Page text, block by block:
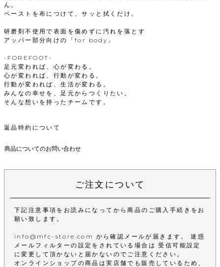
ん。
ペーストを布につけて、サッと拭くだけ。
研磨剤不使用で表面を傷めずに汚れを落とす
アッパー部分向けの「for body」
-FOREFOOT-
足元変われば、心が変わる。
心が変われば、行動が変わる。
行動が変われば、生活が変わる。
みんなの幸せを、足元からつくりたい。
そんな想いを持ったチームです。
返品特約について
商品についてのお問い合わせ
ご注文について
下記注意事項をお読みになってから商品のご購入手続きをお
願い致します。
info@mfc-store.com から確認メールが届きます。 迷惑
メールフィルターの設定をされている場合は 受信可能設定
に変更して頂かないと届かないのでご注意ください。
オンラインショップの商品は実店舗でも販売しているため、